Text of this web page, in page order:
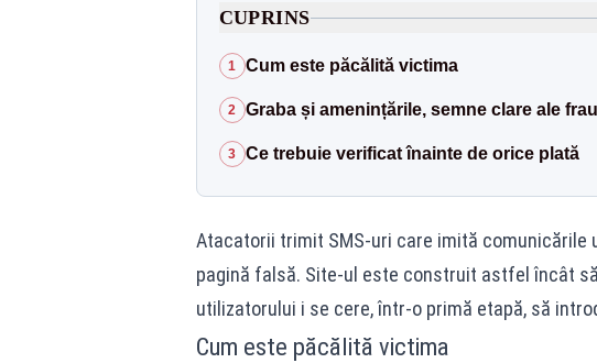
CUPRINS
1 Cum este păcălită victima
2 Graba și amenințările, semne clare ale
3 Ce trebuie verificat înainte de orice plată
Atacatorii trimit SMS-uri care imită
pagină falsă. Site-ul este construit astfel încât
utilizatorului i se cere, într-o primă etapă, să
Cum este păcălită victima